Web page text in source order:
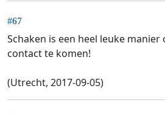
#67
Schaken is een heel leuke
contact te komen!
(Utrecht, 2017-09-05)